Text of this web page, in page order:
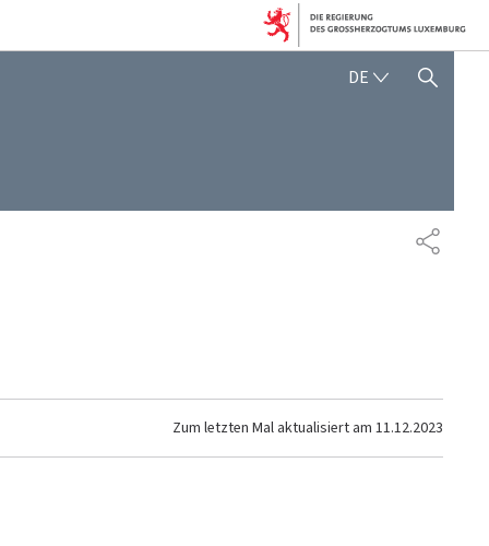
DE DEUTSCH
SUCHFLED ANZEIGEN /
TEILEN
Zum letzten Mal aktualisiert am 11.12.2023